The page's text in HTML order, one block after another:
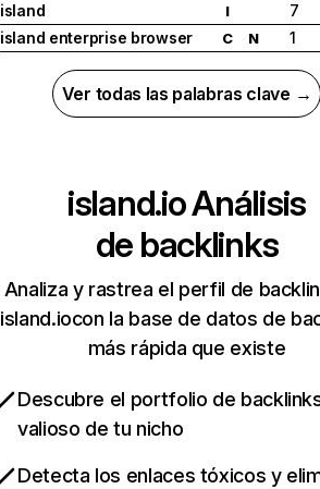
island
I
7
island enterprise browser
C N 1
Ver todas las palabras clave →
island.ioAnálisis
de backlinks
Analiza y rastrea el perfil de
island.iocon la base de datos de
más rápida que existe
Descubre el portfolio de
valioso de tu nicho
Detecta los enlaces tóxicos y